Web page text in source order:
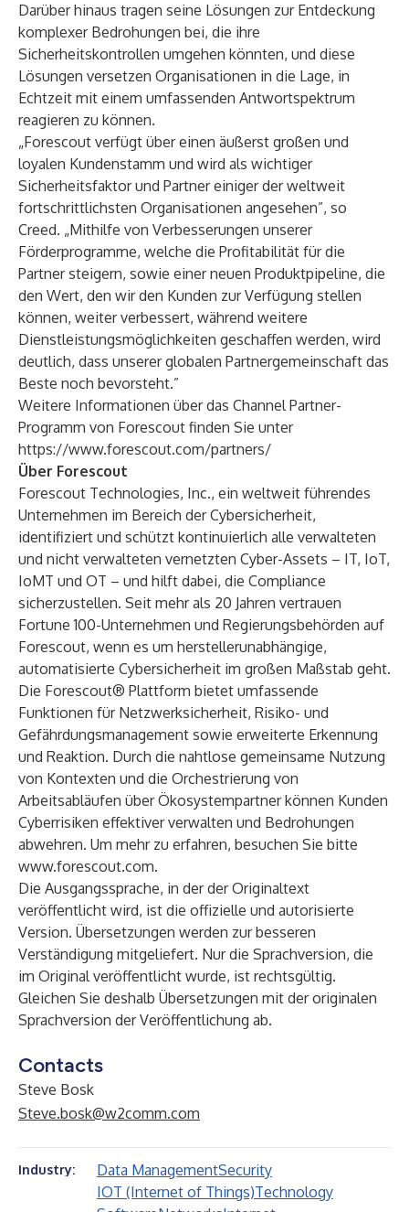
Darüber hinaus tragen seine Lösungen zur Entdeckung
komplexer Bedrohungen bei, die ihre
Sicherheitskontrollen umgehen könnten, und diese
Lösungen versetzen Organisationen in die Lage, in
Echtzeit mit einem umfassenden Antwortspektrum
reagieren zu können.
„Forescout verfügt über einen äußerst großen und
loyalen Kundenstamm und wird als wichtiger
Sicherheitsfaktor und Partner einiger der weltweit
fortschrittlichsten Organisationen angesehen”, so
Creed. „Mithilfe von Verbesserungen unserer
Förderprogramme, welche die Profitabilität für die
Partner steigern, sowie einer neuen Produktpipeline, die
den Wert, den wir den Kunden zur Verfügung stellen
können, weiter verbessert, während weitere
Dienstleistungsmöglichkeiten geschaffen werden, wird
deutlich, dass unserer globalen Partnergemeinschaft das
Beste noch bevorsteht.”
Weitere Informationen über das Channel Partner-
Programm von Forescout finden Sie unter
https://www.forescout.com/partners/
Über Forescout
Forescout Technologies, Inc., ein weltweit führendes
Unternehmen im Bereich der Cybersicherheit,
identifiziert und schützt kontinuierlich alle verwalteten
und nicht verwalteten vernetzten Cyber-Assets – IT, IoT,
IoMT und OT – und hilft dabei, die Compliance
sicherzustellen. Seit mehr als 20 Jahren vertrauen
Fortune 100-Unternehmen und Regierungsbehörden auf
Forescout, wenn es um herstellerunabhängige,
automatisierte Cybersicherheit im großen Maßstab geht.
Die Forescout® Plattform bietet umfassende
Funktionen für Netzwerksicherheit, Risiko- und
Gefährdungsmanagement sowie erweiterte Erkennung
und Reaktion. Durch die nahtlose gemeinsame Nutzung
von Kontexten und die Orchestrierung von
Arbeitsabläufen über Ökosystempartner können Kunden
Cyberrisiken effektiver verwalten und Bedrohungen
abwehren. Um mehr zu erfahren, besuchen Sie bitte
www.forescout.com.
Die Ausgangssprache, in der der Originaltext
veröffentlicht wird, ist die offizielle und autorisierte
Version. Übersetzungen werden zur besseren
Verständigung mitgeliefert. Nur die Sprachversion, die
im Original veröffentlicht wurde, ist rechtsgültig.
Gleichen Sie deshalb Übersetzungen mit der originalen
Sprachversion der Veröffentlichung ab.
Contacts
Steve Bosk
Steve.bosk@w2comm.com
Industry: Data ManagementSecurity
IOT (Internet of Things)Technology